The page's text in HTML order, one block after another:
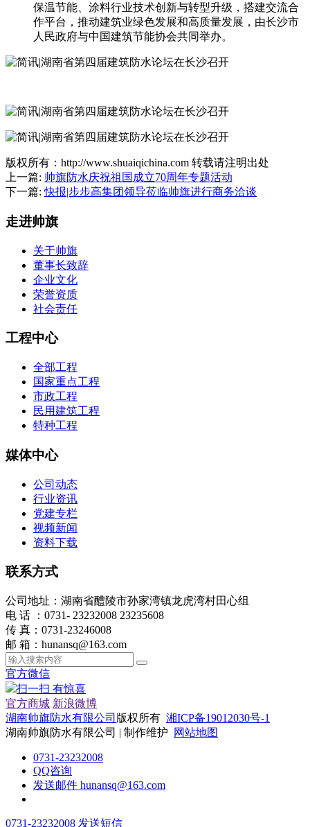
保温节能、涂料行业技术创新与转型升级，搭建交流合
作平台，推动建筑业绿色发展和高质量发展，由长沙市
人民政府与中国建筑节能协会共同举办。
版权所有：http://www.shuaiqichina.com 转载请注明出处
上一篇: 帅旗防水庆祝祖国成立70周年专题活动
下一篇:快报|步步高集团领导莅临帅旗进行商务洽谈
走进帅旗
关于帅旗
董事长致辞
企业文化
荣誉资质
社会责任
工程中心
全部工程
国家重点工程
市政工程
民用建筑工程
特种工程
媒体中心
公司动态
行业资讯
党建专栏
视频新闻
资料下载
联系方式
公司地址：湖南省醴陵市孙家湾镇龙虎湾村田心组
电 话 ：0731- 23232008 23235608
传 真：0731-23246008
邮 箱：hunansq@163.com
官方微信
扫一扫 有惊喜
官方商城 新浪微博
湖南帅旗防水有限公司 版权所有 湘ICP备19012030号-1
湖南帅旗防水有限公司 | 制作维护
网站地图
0731-23232008
QQ咨询
发送邮件 hunansq@163.com
0731-23232008 发送短信